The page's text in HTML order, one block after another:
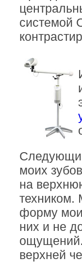
системой
моих
на
техником.
форму
них и не
ощущений.
верхней